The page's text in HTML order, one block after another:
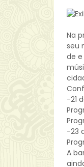
Na
seu
de
-21
-23
A